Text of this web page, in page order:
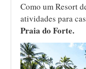
Como um Resort
atividades para
Praia do Forte.